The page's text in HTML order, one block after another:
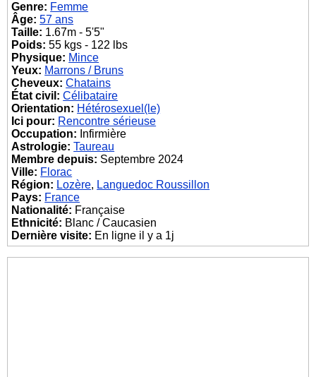
Genre: Femme
Âge: 57 ans
Taille: 1.67m - 5'5"
Poids: 55 kgs - 122 lbs
Physique: Mince
Yeux: Marrons / Bruns
Cheveux: Chatains
État civil: Célibataire
Orientation: Hétérosexuel(le)
Ici pour: Rencontre sérieuse
Occupation: Infirmière
Astrologie: Taureau
Membre depuis: Septembre 2024
Ville: Florac
Région: Lozère, Languedoc Roussillon
Pays: France
Nationalité: Française
Ethnicité: Blanc / Caucasien
Dernière visite: En ligne il y a 1j